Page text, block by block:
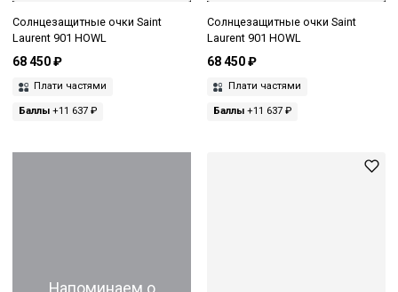
Солнцезащитные очки Saint
Laurent 901 HOWL
68 450 ₽
Плати частями
Баллы +11 637 ₽
Солнцезащитные очки Saint
Laurent 901 HOWL
68 450 ₽
Плати частями
Баллы+11 637 ₽
Напоминаем о